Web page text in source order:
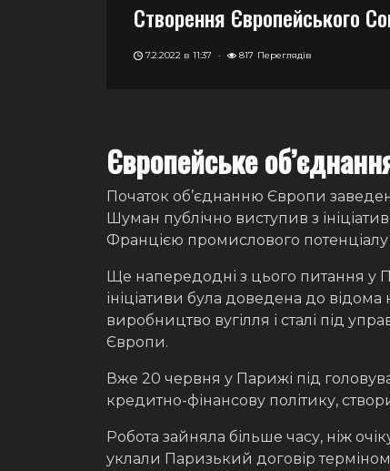
Створення Європейського
7.2.2022 в 11:37 · 817 Переглядів
Європейське
Початок об’єднанню Європи
Шуман публічно виступив з
Францією промислового
Ще напередодні з цього питання у
ініціативи була доведена до
виробництво вугілля і сталі під
Європи.
Вже 20 червня у Парижі під
кредитно-фінансову політику,
Робота зайняла більше часу, ніж
уклали Паризький договір